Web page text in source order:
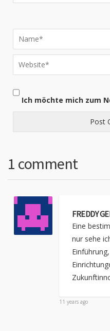
Ich möchte mich zum
1 comment
FREDDY
Eine
nur sehe
11 years ago